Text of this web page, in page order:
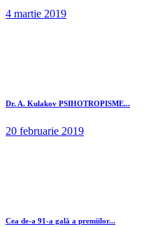
4 martie 2019
Dr. A. Kulakov PSIHOTROPISME...
20 februarie 2019
Cea de-a 91-a gală a premiilor...